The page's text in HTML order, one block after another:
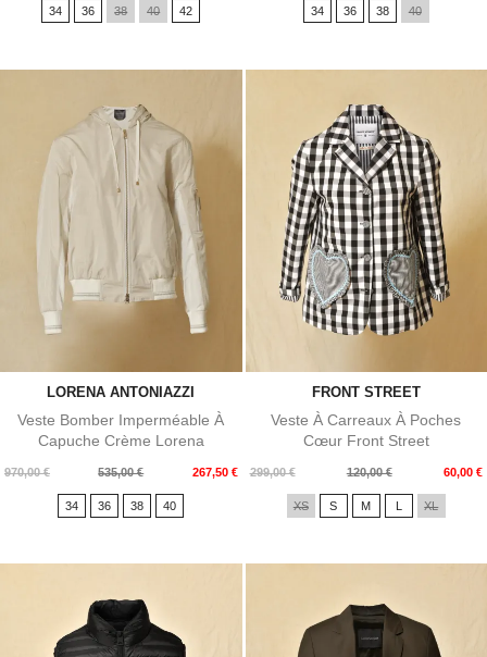
34 36 38 40 42 34 36 38 40
LORENA ANTONIAZZI
Veste Bomber Imperméable À
Capuche Crème Lorena
970,00 €
Prix
535,00 € 267,50 €
Prix
34 36 38 40
FRONT STREET
Veste À Carreaux À Poches
Cœur Front Street
299,00 €
Prix
120,00 € 60,00 €
Prix
XS S M L XL